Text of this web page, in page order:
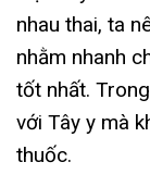
nhau thai, ta
nhằm nhanh
tốt nhất.
với Tây y mà
thuốc.